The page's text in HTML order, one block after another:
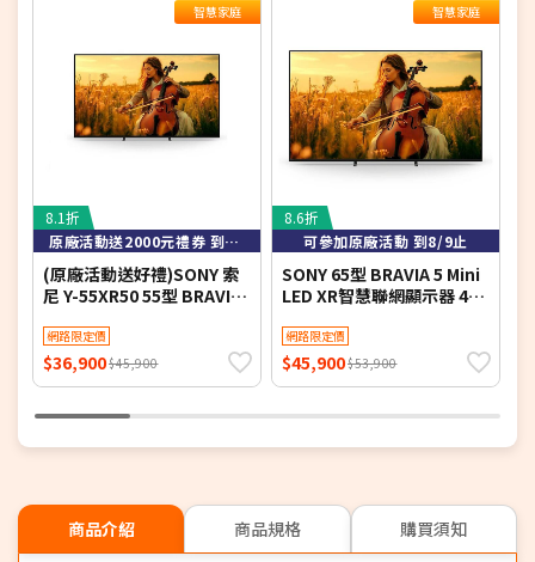
智慧家庭
8.1折
原廠活動送2000元禮券 到8/9止
(原廠活動送好禮)SONY 索
尼 Y-55XR50 55型 BRAVIA
器
網路限定價
$36,900$45,900
智慧家庭
8.6折
可參加原廠活動 到8/9止
SONY 65型 BRAVIA 5 Mini
LED XR智慧聯網顯示器 4K
網路限定價
$45,900$53,900
商品介紹 商品規格 購買須知